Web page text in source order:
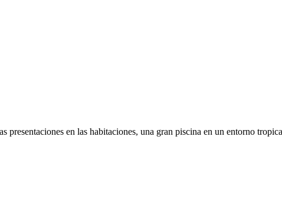
en las habitaciones, una gran piscina en un entorno